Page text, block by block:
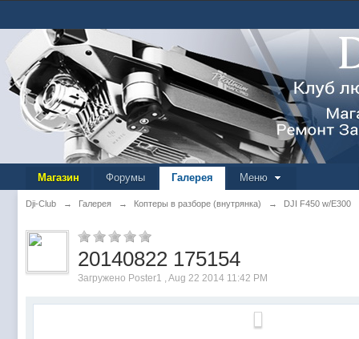
Магазин Форумы Галерея Меню
Dji-Club → Галерея → Коптеры в разборе (внутрянка) → DJI F450 w/E300
20140822 175154
Загружено Poster1 , Aug 22 2014 11:42 PM